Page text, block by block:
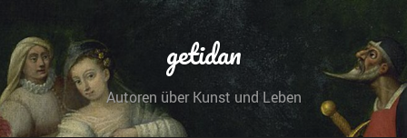
getidan
Autoren über Kunst und Leben